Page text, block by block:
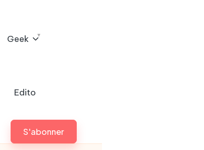
Geek
Edito
S'abonner